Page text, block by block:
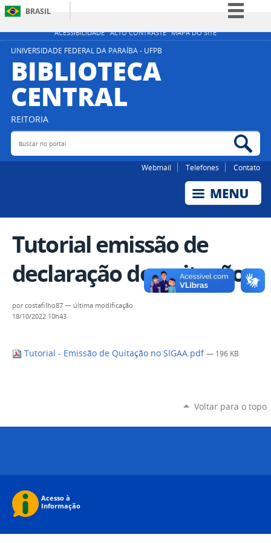
ACESSIBILIDADE ALTO CONTRASTE MAPA DO SITE
BRASIL
Simplifique!
UNIVERSIDADE FEDERAL DA PARAÍBA - UFPB
BIBLIOTECA
CENTRAL
REITORIA
Buscar no portal
Webmail Telefones Contato
Tutorial emissão de
declaração de quitação
porcostafilho87 — última modificação
18/10/2022 10h43
Tutorial - Emissão de Quitação no SIGAA.pdf — 196 KB
Voltar para o topo